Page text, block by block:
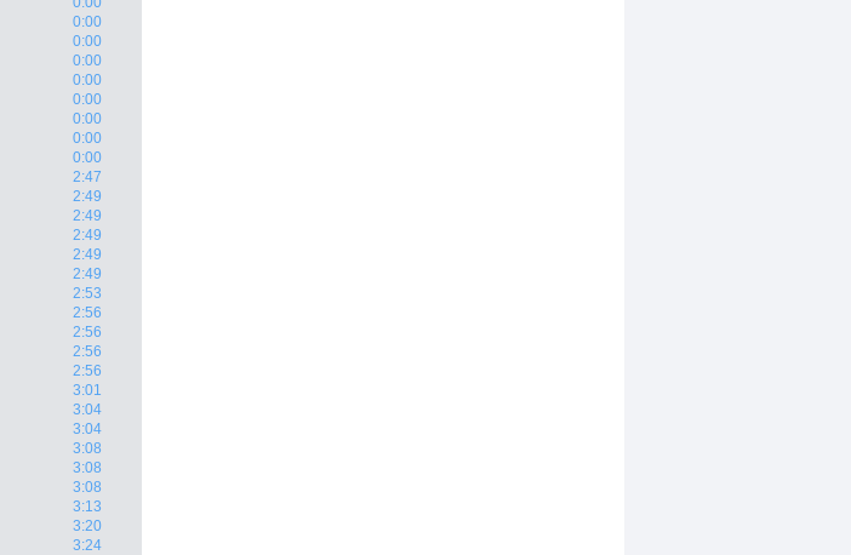
0:00
0:00
0:00
0:00
0:00
0:00
0:00
0:00
2:47
2:49
2:49
2:49
2:49
2:49
2:53
2:56
2:56
2:56
2:56
3:01
3:04
3:04
3:08
3:08
3:08
3:13
3:20
3:24